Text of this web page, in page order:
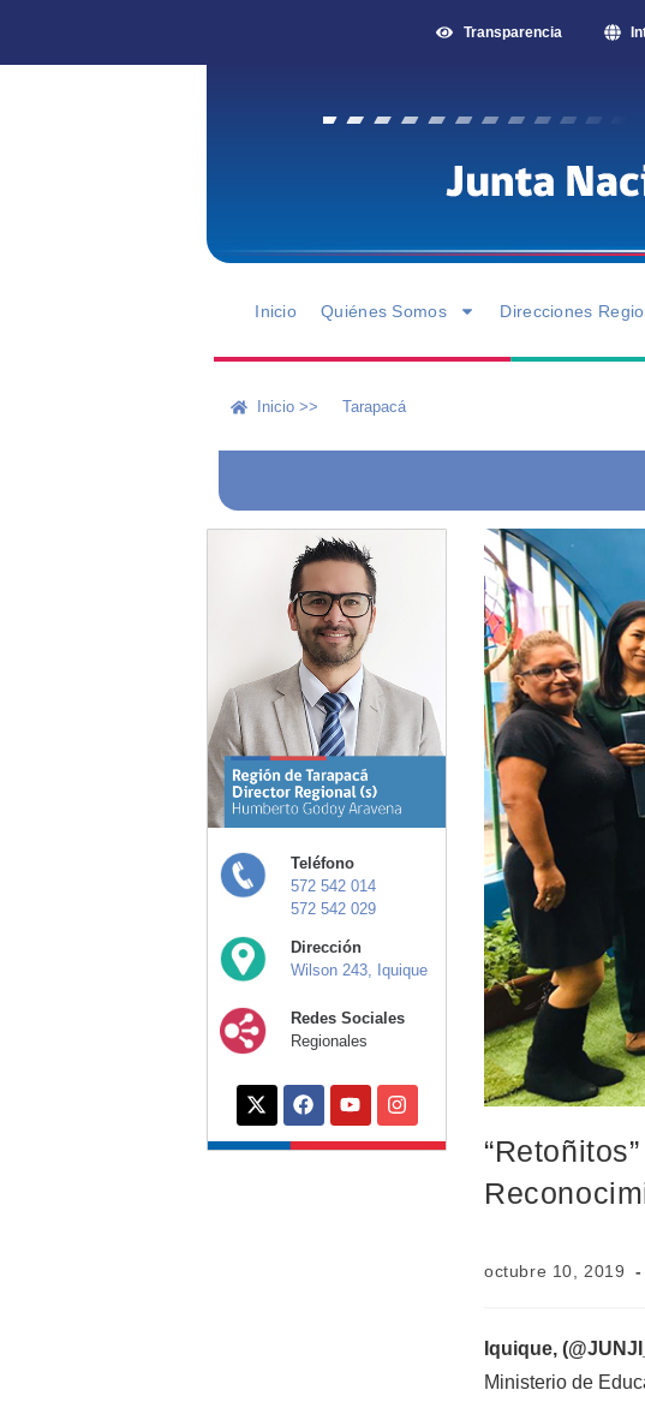
Transparencia
Inicio Quiénes Somos Direcciones
Inicio >> Tarapacá
Teléfono
572 542 014
572 542 029
Dirección
Wilson 243, Iquique
Redes Sociales
Regionales
octubre 10, 2019
Iquique,
Ministerio de